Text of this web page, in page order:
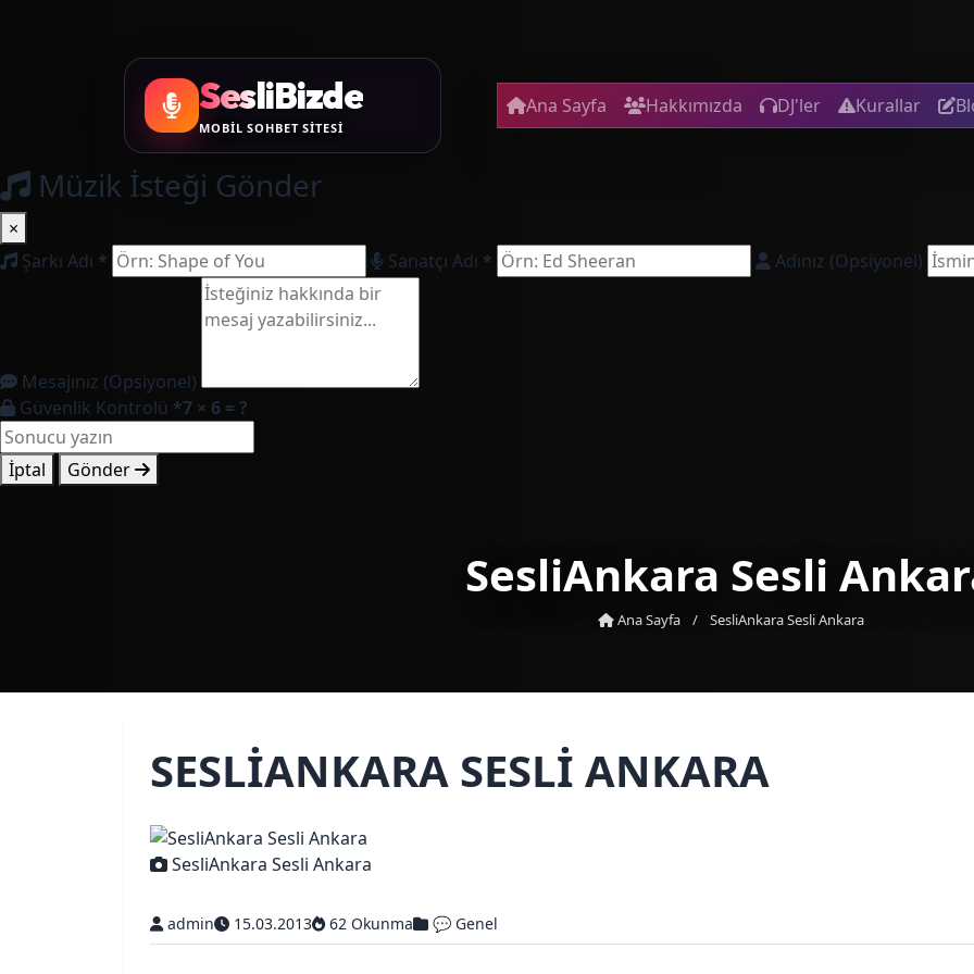
SesliBizde
MOBİL SOHBET SİTESİ
Ana Sayfa Hakkımızda DJ'ler Kurallar
Müzik İsteği Gönder
×
Şarkı Adı * Sanatçı Adı * Adınız (Opsiyonel)
Mesajınız (Opsiyonel)
Güvenlik Kontrolü *7 × 6 = ?
İptal Gönder
SesliAnkara Sesli
Ana Sayfa / SesliAnkara Sesli Ankara
SESLIANKARA SESLI ANKARA
SesliAnkara Sesli Ankara
admin 15.03.2013 62 Okunma 💬 Genel